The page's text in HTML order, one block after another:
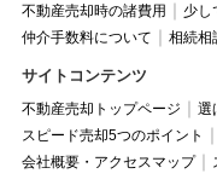
不動産売却時の諸費用
少し
仲介手数料について
相続相
サイトコンテンツ
不動産売却トップページ
選
スピード売却5つのポイント
会社概要・アクセスマップ